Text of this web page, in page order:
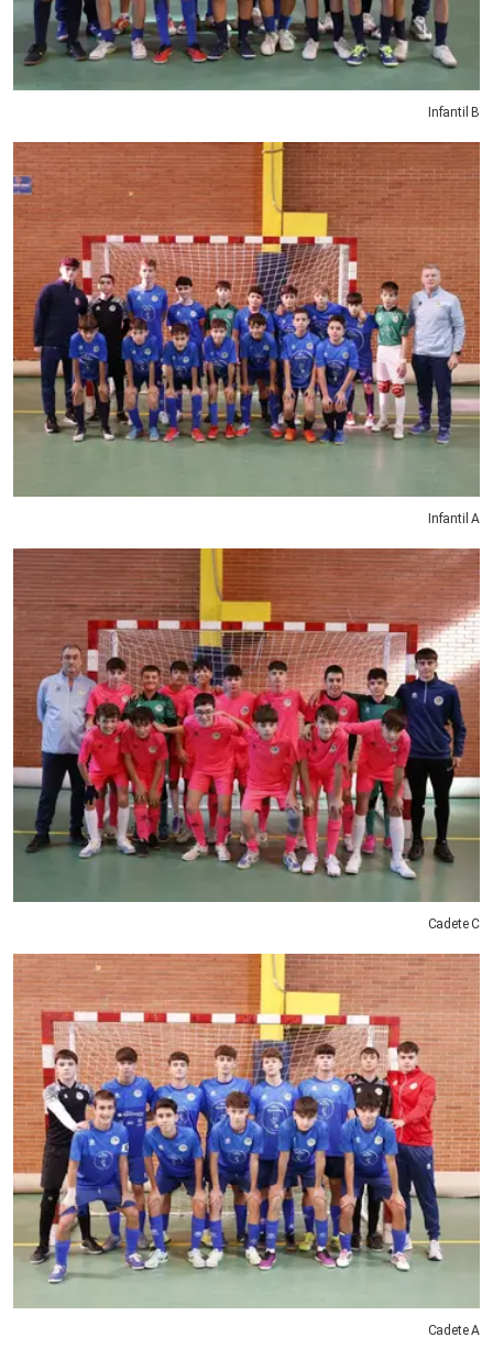
Infantil B
Infantil A
Cadete C
Cadete A